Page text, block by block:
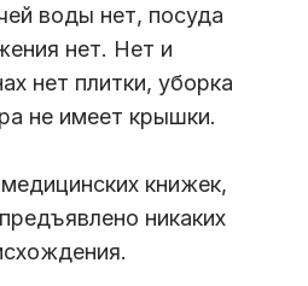
воды нет, посуда
нет. Нет и
нет плитки, уборка
не имеет крышки.
книжек,
никаких